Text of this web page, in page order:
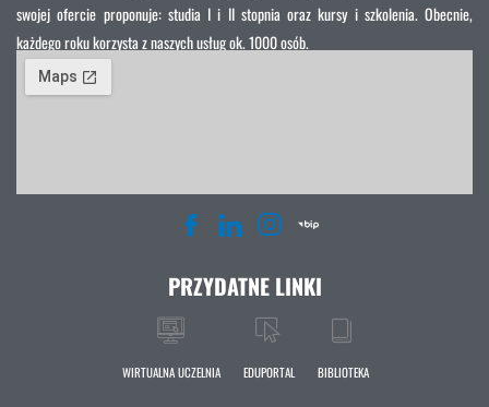
swojej ofercie proponuje: studia I i II stopnia oraz kursy i szkolenia. Obecnie,
każdego roku korzysta z naszych usług ok. 1000 osób.
PRZYDATNE LINKI
WIRTUALNA UCZELNIA EDUPORTAL BIBLIOTEKA